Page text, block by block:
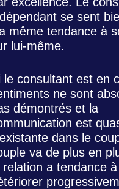
se sent
même tendance à
lui-même.
le consultant est en
ne sont
démontrés et la
est
dans le
va de plus en
relation a tendance